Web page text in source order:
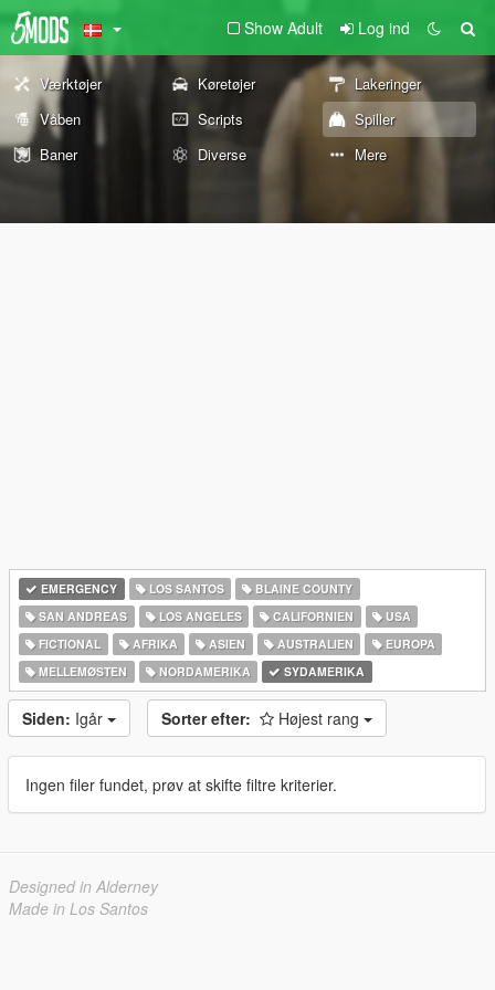
Show Adult Log ind
Værktøjer Køretøjer
Lakeringer
Våben
Scripts
Spiller
Baner
Diverse Mere
EMERGENCY LOS SANTOS
BLAINE COUNTY
SAN ANDREAS
LOS ANGELES CALIFORNIEN
USA
FICTIONAL
AFRIKA ASIEN AUSTRALIEN
EUROPA
MELLEMØSTEN
NORDAMERIKA SYDAMERIKA
Siden: Igår Sorter efter: Højest rang
Ingen filer fundet, prøv at skifte filtre kriterier.
Designed in Alderney
Made in Los Santos